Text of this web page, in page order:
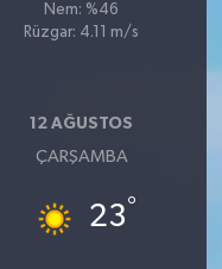
Nem: %46
Rüzgar: 4.11 m/s
12 AĞUSTOS
ÇARŞAMBA
23°